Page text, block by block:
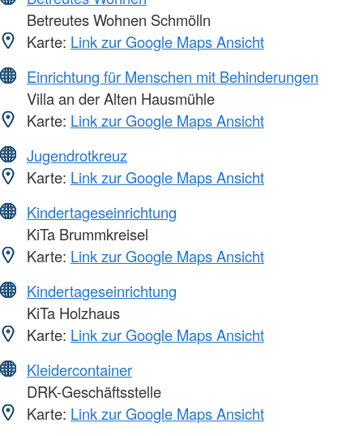
Betreutes Wohnen Schmölln
Karte: Link zur Google Maps Ansicht
Einrichtung für Menschen mit Behinderungen
Villa an der Alten Hausmühle
Karte: Link zur Google Maps Ansicht
Jugendrotkreuz
Karte: Link zur Google Maps Ansicht
Kindertageseinrichtung
KiTa Brummkreisel
Karte: Link zur Google Maps Ansicht
Kindertageseinrichtung
KiTa Holzhaus
Karte: Link zur Google Maps Ansicht
Kleidercontainer
DRK-Geschäftsstelle
Karte: Link zur Google Maps Ansicht